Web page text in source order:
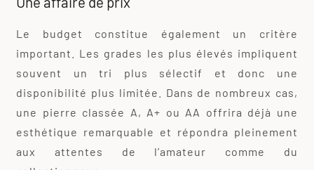
Le budget constitue également un critère
important. Les grades les plus élevés impliquent
souvent un tri plus sélectif et donc une
disponibilité plus limitée. Dans de nombreux cas,
une pierre classée A, A+ ou AA offrira déjà une
esthétique remarquable et répondra pleinement
aux attentes de l’amateur comme du